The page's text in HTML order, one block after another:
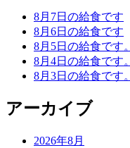
8月7日の給食です
8月6日の給食です
8月5日の給食です。
8月4日の給食です。
8月3日の給食です。
アーカイブ
2026年8月